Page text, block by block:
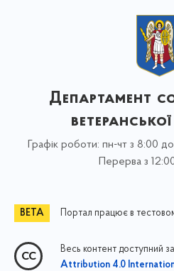
Департамент
Графік роботи: пн-чт з 8:00
Перерва з
Портал працює в
Весь контент доступний
Attribution 4.0